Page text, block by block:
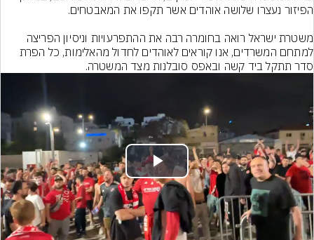
סדר תתקל ביד קשה ובאפס סובלנות מצד המשטרה.
Play
Video